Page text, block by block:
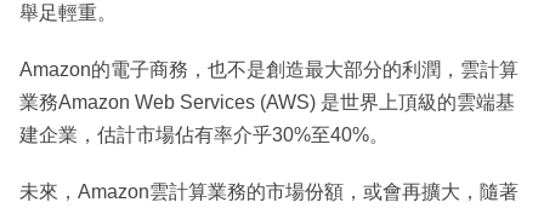
舉足輕重。
Amazon的電子商務，也不是創造最大部分的利潤，雲計算
業務Amazon Web Services (AWS) 是世界上頂級的雲端基
建企業，估計市場佔有率介乎30%至40%。
未來，Amazon雲計算業務的市場份額，或會再擴大，隨著